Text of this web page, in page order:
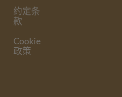
约定条
款
Cookie
政策